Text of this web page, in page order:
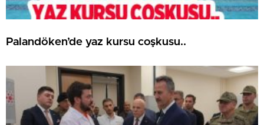
Palandöken’de yaz kursu coşkusu..